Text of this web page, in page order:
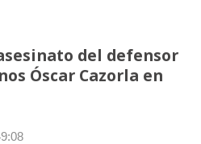
del defensor
Óscar Cazorla en